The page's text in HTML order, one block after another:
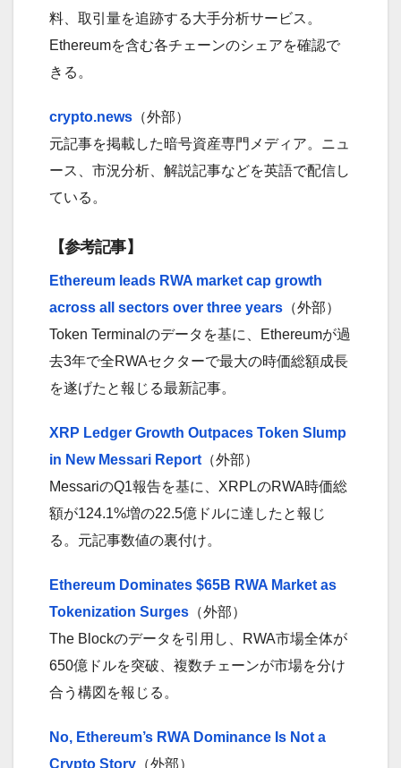
料、取引量を追跡する大手分析サービス。
Ethereumを含む各チェーンのシェアを確認で
きる。
crypto.news （外部）
元記事を掲載した暗号資産専門メディア。ニュ
ース、市況分析、解説記事などを英語で配信し
ている。
【参考記事】
Ethereum leads RWA market cap growth
across all sectors over three years （外部）
Token Terminalのデータを基に、Ethereumが過
去3年で全RWAセクターで最大の時価総額成長
を遂げたと報じる最新記事。
XRP Ledger Growth Outpaces Token Slump
in New Messari Report （外部）
MessariのQ1報告を基に、XRPLのRWA時価総
額が124.1%増の22.5億ドルに達したと報じ
る。元記事数値の裏付け。
Ethereum Dominates $65B RWA Market as
Tokenization Surges （外部）
The Blockのデータを引用し、RWA市場全体が
650億ドルを突破、複数チェーンが市場を分け
合う構図を報じる。
No, Ethereum’s RWA Dominance Is Not a
Crypto Story （外部）